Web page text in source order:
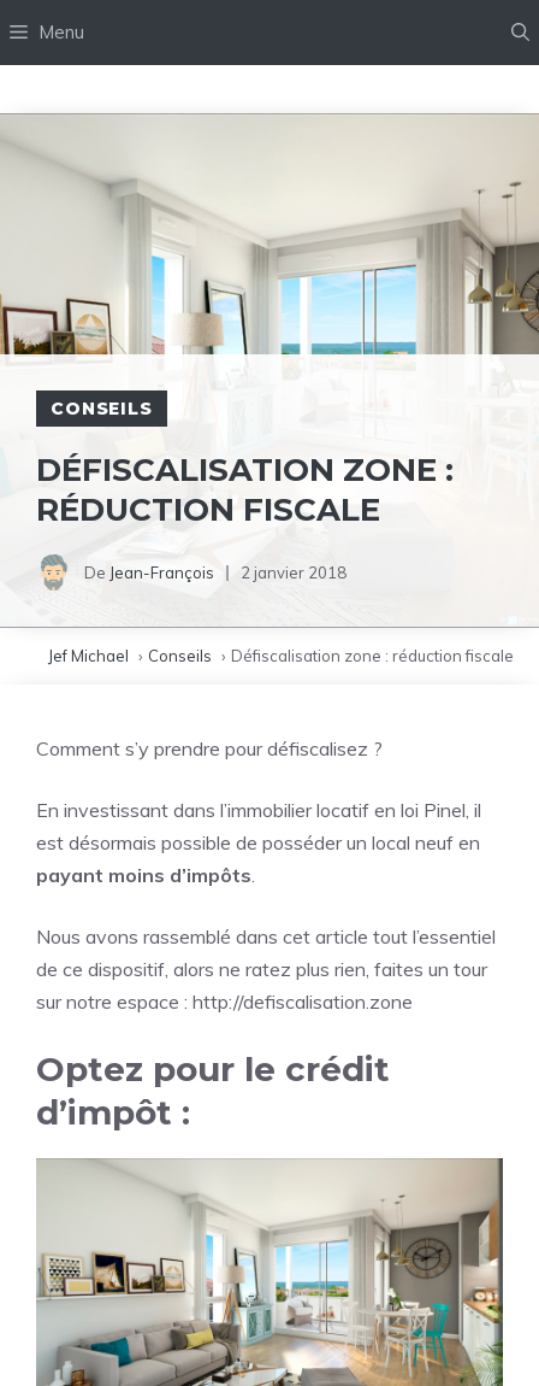
Menu
CONSEILS
DÉFISCALISATION ZONE :
RÉDUCTION FISCALE
De Jean-François 2 janvier 2018
Jef Michael Conseils Défiscalisation zone : réduction fiscale
Comment s’y prendre pour défiscalisez ?
En investissant dans l’immobilier locatif en loi Pinel, il
est désormais possible de posséder un local neuf en
payant moins d’impôts.
Nous avons rassemblé dans cet article tout l’essentiel
de ce dispositif, alors ne ratez plus rien, faites un tour
sur notre espace : http://defiscalisation.zone
Optez pour le crédit
d’impôt :